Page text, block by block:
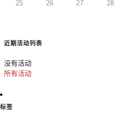
25 26 27 28
近期活动列表
没有活动
所有活动
标签